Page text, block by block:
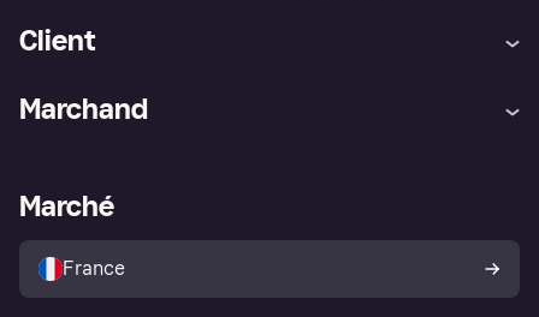
Client
Explorez les magasins
Politique de protection de
l’acheteur Klarna
Marchand
Portail Marchand
Marché
France